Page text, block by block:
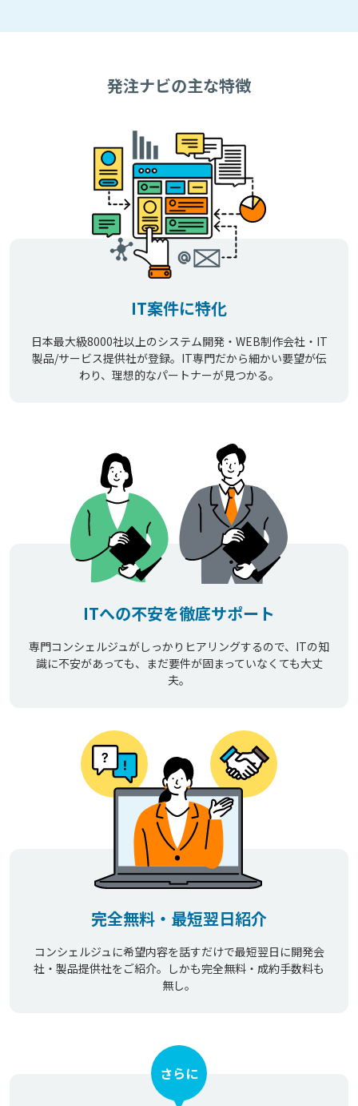
発注ナビの主な特徴
IT案件に特化
日本最大級8000社以上のシステム開発・WEB制作会社・IT
製品/サービス提供社が登録。IT専門だから細かい要望が伝
わり、理想的なパートナーが見つかる。
ITへの不安を徹底サポート
専門コンシェルジュがしっかりヒアリングするので、ITの知
識に不安があっても、まだ要件が固まっていなくても大丈
夫。
完全無料・最短翌日紹介
コンシェルジュに希望内容を話すだけで最短翌日に開発会
社・製品提供社をご紹介。しかも完全無料・成約手数料も
無し。
さらに